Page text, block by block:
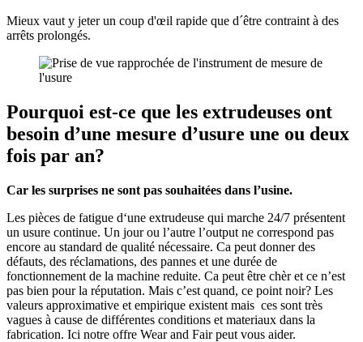
Mieux vaut y jeter un coup d'œil rapide que d´être contraint à des
arrêts prolongés.
Pourquoi est-ce que les extrudeuses ont
besoin d’une mesure d’usure une ou deux
fois par an?
Car les surprises ne sont pas souhaitées dans l’usine.
Les pièces de fatigue d‘une extrudeuse qui marche 24/7 présentent
un usure continue. Un jour ou l’autre l’output ne correspond pas
encore au standard de qualité nécessaire. Ca peut donner des
défauts, des réclamations, des pannes et une durée de
fonctionnement de la machine reduite. Ca peut être chèr et ce n’est
pas bien pour la réputation. Mais c’est quand, ce point noir? Les
valeurs approximative et empirique existent mais ces sont très
vagues à cause de différentes conditions et materiaux dans la
fabrication. Ici notre offre Wear and Fair peut vous aider.